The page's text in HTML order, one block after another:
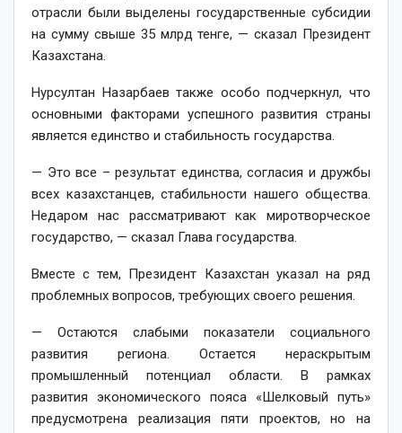
отрасли были выделены государственные субсидии
на сумму свыше 35 млрд тенге, — сказал Президент
Казахстана.
Нурсултан Назарбаев также особо подчеркнул, что
основными факторами успешного развития страны
является единство и стабильность государства.
— Это все – результат единства, согласия и дружбы
всех казахстанцев, стабильности нашего общества.
Недаром нас рассматривают как миротворческое
государство, — сказал Глава государства.
Вместе с тем, Президент Казахстан указал на ряд
проблемных вопросов, требующих своего решения.
— Остаются слабыми показатели социального
развития региона. Остается нераскрытым
промышленный потенциал области. В рамках
развития экономического пояса «Шелковый путь»
предусмотрена реализация пяти проектов, но на